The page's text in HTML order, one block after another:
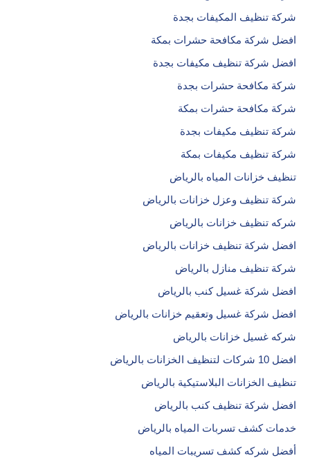
شركة تنظيف المكيفات بجدة
افضل شركة مكافحة حشرات بمكة
افضل شركة تنظيف مكيفات بجدة
شركة مكافحة حشرات بجدة
شركة مكافحة حشرات بمكة
شركة تنظيف مكيفات بجدة
شركة تنظيف مكيفات بمكة
تنظيف خزانات المياه بالرياض
شركة تنظيف وعزل خزانات بالرياض
شركه تنظيف خزانات بالرياض
افضل شركة تنظيف خزانات بالرياض
شركة تنظيف منازل بالرياض
افضل شركة غسيل كنب بالرياض
افضل شركة غسيل وتعقيم خزانات بالرياض
شركه غسيل خزانات بالرياض
افضل 10 شركات لتنظيف الخزانات بالرياض
تنظيف الخزانات البلاستيكية بالرياض
افضل شركة تنظيف كنب بالرياض
خدمات كشف تسربات المياه بالرياض
أفضل شركه كشف تسريبات المياه